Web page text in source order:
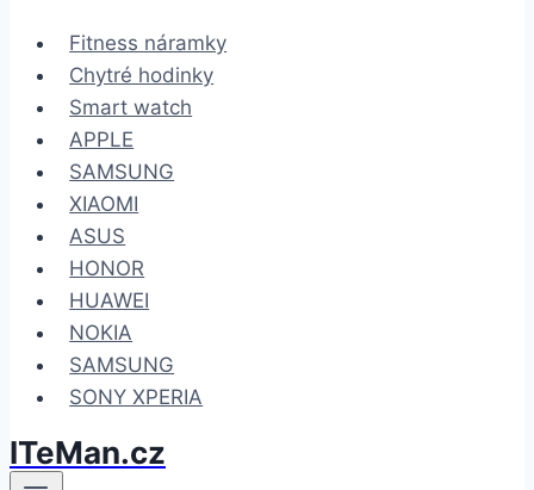
obsah Fitness náramky
Chytré hodinky
Smart watch
APPLE
SAMSUNG
XIAOMI
ASUS
HONOR
HUAWEI
NOKIA
SAMSUNG
SONY XPERIA
ITeMan.cz